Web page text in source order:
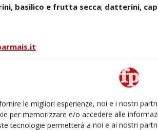
le migliori esperienze, noi e i nostri
per memorizzare e/o accedere alle
tecnologie permetterà a noi e ai nostri
basilico e frutta secca; datterini,
sempre informatoiscriviti alla